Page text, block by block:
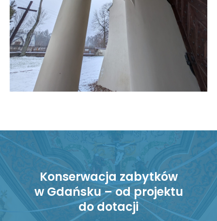
Konserwacja zabytków
w Gdańsku – od projektu
do dotacji